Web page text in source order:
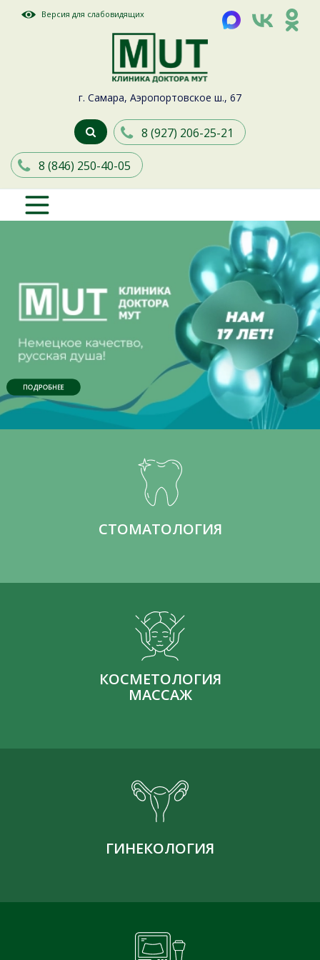
Версия для слабовидящих
г. Самара, Аэропортовское ш., 67
8 (927) 206-25-21
8 (846) 250-40-05
ПОДРОБНЕЕ
СТОМАТОЛОГИЯ
КОСМЕТОЛОГИЯ
МАССАЖ
ГИНЕКОЛОГИЯ